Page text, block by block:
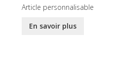
Article personnalisable
En savoir plus